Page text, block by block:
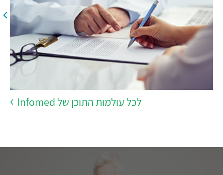
לכל עולמות התוכן של Infomed